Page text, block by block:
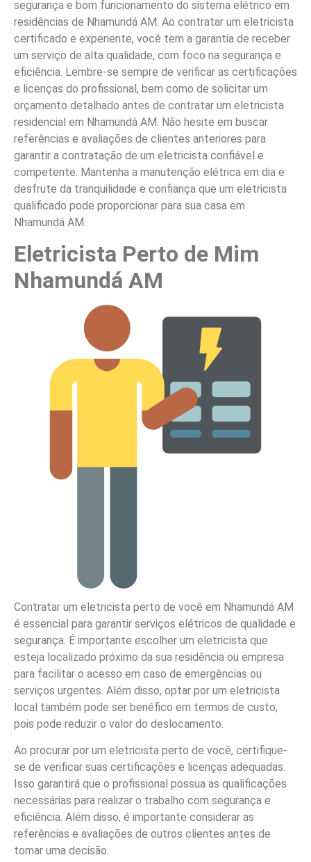
segurança e bom funcionamento do sistema elétrico em
residências de Nhamundá AM. Ao contratar um eletricista
certificado e experiente, você tem a garantia de receber
um serviço de alta qualidade, com foco na segurança e
eficiência. Lembre-se sempre de verificar as certificações
e licenças do profissional, bem como de solicitar um
orçamento detalhado antes de contratar um eletricista
residencial em Nhamundá AM. Não hesite em buscar
referências e avaliações de clientes anteriores para
garantir a contratação de um eletricista confiável e
competente. Mantenha a manutenção elétrica em dia e
desfrute da tranquilidade e confiança que um eletricista
qualificado pode proporcionar para sua casa em
Nhamundá AM.
Eletricista Perto de Mim
Nhamundá AM
Contratar um eletricista perto de você em Nhamundá AM
é essencial para garantir serviços elétricos de qualidade e
segurança. É importante escolher um eletricista que
esteja localizado próximo da sua residência ou empresa
para facilitar o acesso em caso de emergências ou
serviços urgentes. Além disso, optar por um eletricista
local também pode ser benéfico em termos de custo,
pois pode reduzir o valor do deslocamento.
Ao procurar por um eletricista perto de você, certifique-
se de verificar suas certificações e licenças adequadas.
Isso garantirá que o profissional possua as qualificações
necessárias para realizar o trabalho com segurança e
eficiência. Além disso, é importante considerar as
referências e avaliações de outros clientes antes de
tomar uma decisão.